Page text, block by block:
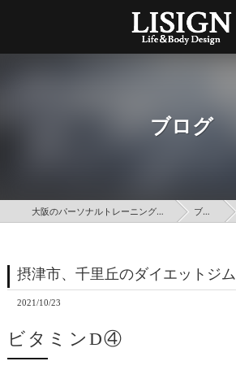
ブログ
大阪のパーソナルトレーニングはLISIGN ブログ
摂津市、千里丘のダイエットジム
2021/10/23
ビタミンD④